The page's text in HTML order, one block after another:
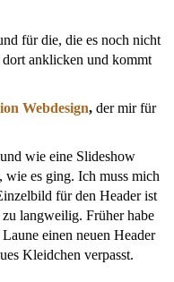
für die, die es noch nicht
anklicken und kommt
Webdesign, der mir für
wie eine Slideshow
wie es ging. Ich muss mich
für den Header ist
langweilig. Früher habe
einen neuen Header
Kleidchen verpasst.